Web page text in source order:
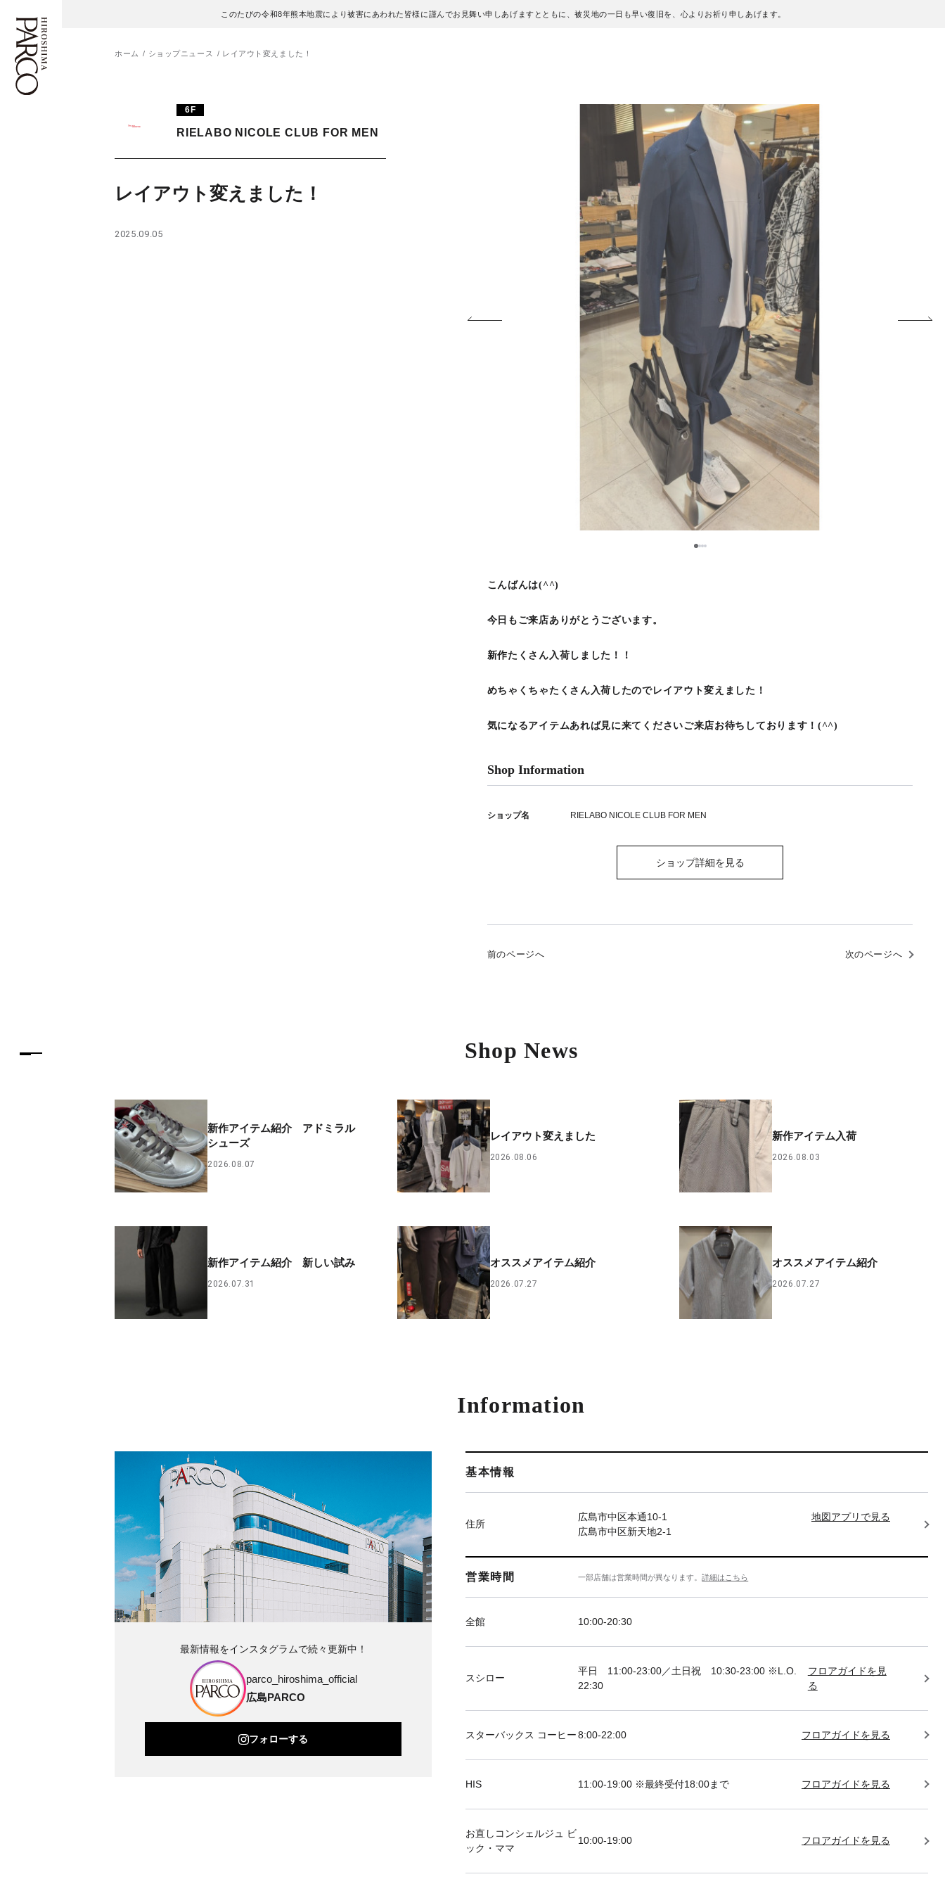
このたびの令和8年熊本地震により被害にあわれた皆様に謹んでお見舞い申しあげますとともに、被災地の一日も早い復旧を、心よりお祈り申しあげます。
施設案内・アクセス
ホーム ショップニュース レイアウト変えました！
6F
RIELABO NICOLE CLUB FOR MEN
レイアウト変えました！
2025.09.05
1234
こんばんは(^^)
今日もご来店ありがとうございます。
新作たくさん入荷しました！！
めちゃくちゃたくさん入荷したのでレイアウト変えました！
気になるアイテムあれば見に来てくださいご来店お待ちしております！(^^)
Shop Information
ショップ名 RIELABO NICOLE CLUB FOR MEN
ショップ詳細を見る
前のページへ 次のページへ
Shop News
新作アイテム紹介 アドミラル
シューズ
2026.08.07
レイアウト変えました
2026.08.06
新作アイテム入荷
2026.08.03
新作アイテム紹介 新しい試み
2026.07.31
オススメアイテム紹介
2026.07.27
オススメアイテム紹介
2026.07.27
Information
基本情報
住所
広島市中区本通10-1
広島市中区新天地2-1
地図アプリで見る
営業時間 一部店舗は営業時間が異なります。詳細はこちら
全館 10:00-20:30
スシロー
平日 11:00-23:00／土日祝 10:30-23:00 ※L.O.
22:30
フロアガイドを見
る
スターバックス コーヒー 8:00-22:00 フロアガイドを見る
HIS 11:00-19:00 ※最終受付18:00まで フロアガイドを見る
お直しコンシェルジュ ビ
ック・ママ
10:00-19:00 フロアガイドを見る
最新情報をインスタグラムで続々更新中！
parco_hiroshima_official
広島PARCO
フォローする